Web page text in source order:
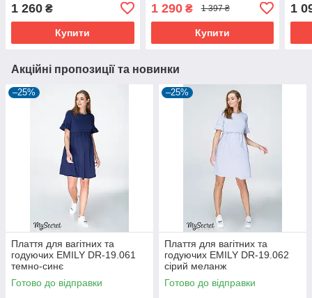
1 260 ₴
Купити
1 290₴ 1 397 ₴
Купити
1
Акційні пропозиції та новинки
–25%
Плаття для вагітних та
годуючих EMILY DR-19.061
темно-синє
Готово до відправки
–25%
Плаття для вагітних та
годуючих EMILY DR-19.062
сірий меланж
Готово до відправки